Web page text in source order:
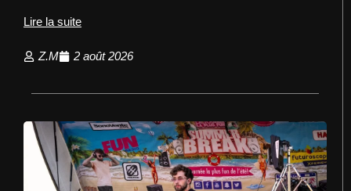
Lire la suite
Z.M 2 août 2026